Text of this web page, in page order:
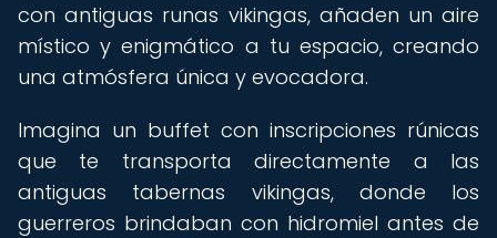
con antiguas runas vikingas, añaden un aire
místico y enigmático a tu espacio, creando
una atmósfera única y evocadora.
Imagina un buffet con inscripciones rúnicas
que te transporta directamente a las
antiguas tabernas vikingas, donde los
guerreros brindaban con hidromiel antes de